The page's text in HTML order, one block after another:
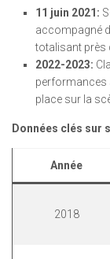
11 juin 2021:
accompagné
totalisant près
2022-2023:
performances
place sur la
Données clés sur
Année
2018